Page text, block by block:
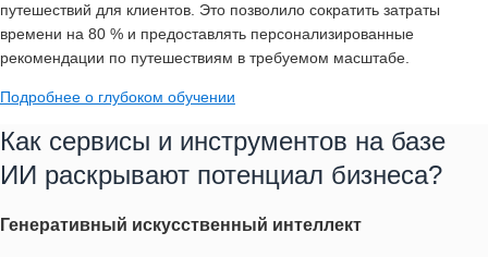
путешествий для клиентов. Это позволило сократить затраты
времени на 80 % и предоставлять персонализированные
рекомендации по путешествиям в требуемом масштабе.
Подробнее о глубоком обучении
Как сервисы и инструментов на базе
ИИ раскрывают потенциал бизнеса?
Генеративный искусственный интеллект